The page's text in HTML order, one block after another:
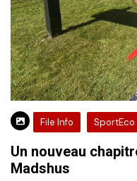
File Info SportEco
Un nouveau
Madshus